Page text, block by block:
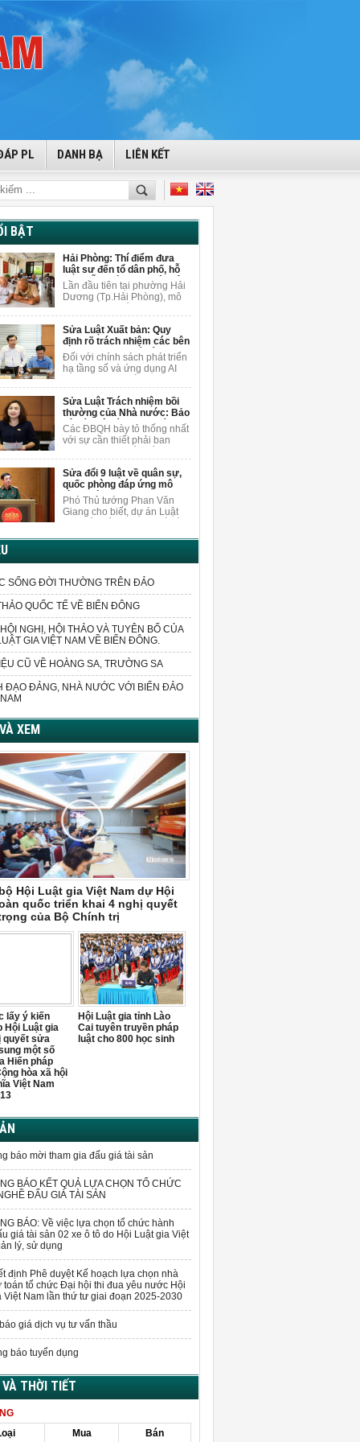
PL DANH BẠ LIÊN KẾT
BẬT
Hải Phòng: Thí điểm đưa
luật sư đến tổ dân phố, hỗ
trợ miễn phí cho người dân
Lần đầu tiên tại phường Hải
Dương (Tp.Hải Phòng), mô
gắn với tư vấn pháp lý miễn
phí được triển khai ngay tại
tổ dân phố để giải đáp
vướng mắc pháp lý cho
người dân.
Sửa Luật Xuất bản: Quy
định rõ trách nhiệm các bên
khi sử dụng AI để sáng tạo
nội dung
Đối với chính sách phát triển
hạ tầng số và ứng dụng AI
Vương Quốc Thắng cho rằng
cần nghiên cứu, bổ sung các
quy định cụ thể hơn về việc
bảo vệ quyền trong môi
trường AI.
Sửa Luật Trách nhiệm bồi
thường của Nhà nước: Bảo
vệ cán bộ dám nghĩ, dám
làm vì lợi ích chung
Các ĐBQH bày tỏ thống nhất
với sự cần thiết phải ban
một số điều của Luật Trách
nhiệm bồi thường của Nhà
nước.
Sửa đổi 9 luật về quân sự,
quốc phòng đáp ứng mô
hình chính quyền 2 cấp
Phó Thủ tướng Phan Văn
Giang cho biết, dự án Luật
đề cấp bách phát sinh trong
SỐNG ĐỜI THƯỜNG TRÊN ĐẢO
QUỐC TẾ VỀ BIỂN ĐÔNG
NGHỊ, HỘI THẢO VÀ TUYÊN BỐ CỦA
GIA VIỆT NAM VỀ BIỂN ĐÔNG.
CŨ VỀ HOÀNG SA, TRƯỜNG SA
ĐẠO ĐẢNG, NHÀ NƯỚC VỚI BIỂN ĐẢO
XEM
Hội Luật gia Việt Nam dự Hội
quốc triển khai 4 nghị quyết
của Bộ Chính trị
lấy ý kiến
Hội Luật gia
quyết sửa
một số
Hiến pháp
hòa xã hội
Việt Nam
Hội Luật gia tỉnh Lào
Cai tuyên truyền pháp
luật cho 800 học sinh
báo mời tham gia đấu giá tài sản
BÁO KẾT QUẢ LỰA CHỌN TỔ CHỨC
ĐẤU GIÁ TÀI SẢN
BÁO: Về việc lựa chọn tổ chức hành
giá tài sản 02 xe ô tô do Hội Luật gia Việt
lý, sử dụng
định Phê duyệt Kế hoạch lựa chọn nhà
toán tổ chức Đại hội thi đua yêu nước Hội
Việt Nam lần thứ tư giai đoạn 2025-2030
giá dịch vụ tư vấn thầu
báo tuyển dụng
THỜI TIẾT
Mua
Bán